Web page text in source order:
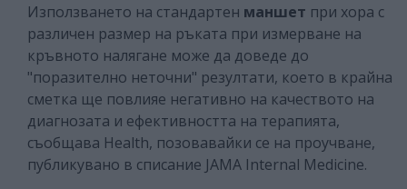
Използването на стандартен маншет при хора с
различен размер на ръката при измерване на
кръвното налягане може да доведе до
"поразително неточни" резултати, което в крайна
сметка ще повлияе негативно на качеството на
диагнозата и ефективността на терапията,
съобщава Health, позовавайки се на проучване,
публикувано в списание JAMA Internal Medicine.